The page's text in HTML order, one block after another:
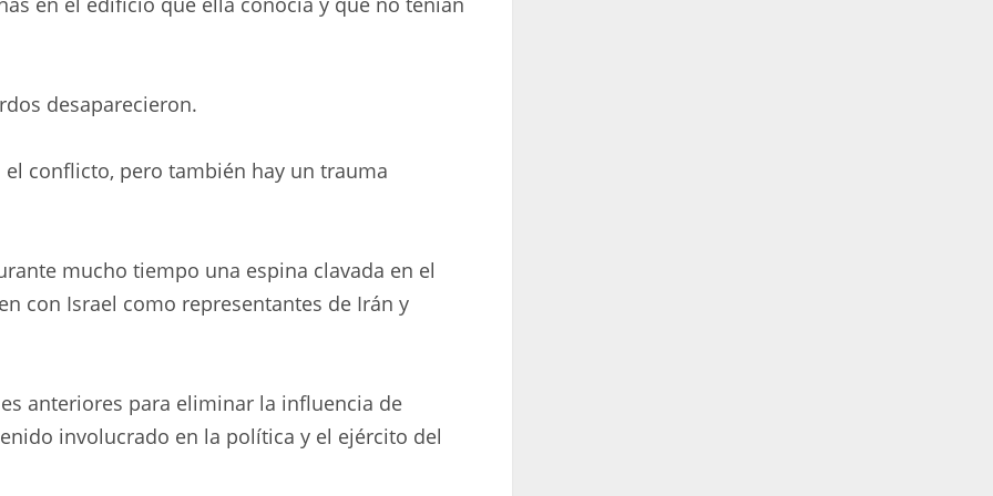
desaparecieron.
conflicto, pero también hay un trauma
mucho tiempo una espina clavada en el
con Israel como representantes de Irán y
anteriores para eliminar la influencia de
involucrado en la política y el ejército del